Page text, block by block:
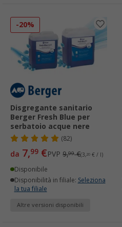
-20%
Disgregante sanitario
Berger Fresh Blue per
serbatoio acque nere
(82)
da 7,99 €PVP 9,99€(3,20 € / l)
Disponibile
Disponibilità in filiale: Seleziona
la tua filiale
Altre versioni disponibili